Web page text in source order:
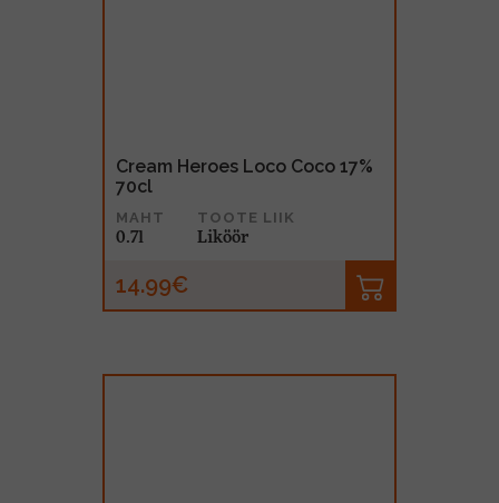
Cream Heroes Loco Coco 17%
70cl
MAHT
0.7l
TOOTE LIIK
Liköör
14.99€